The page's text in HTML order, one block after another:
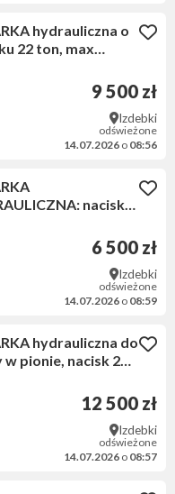
hydrauliczna o
22 ton, max
pompy z silnika
o mocy 2,2
9 500 zł
Izdebki
odświeżone
14.07.2026 o 08:56
nacisk
z silnika 6.5
6 500 zł
Izdebki
odświeżone
14.07.2026 o 08:59
hydrauliczna do
w pionie, nacisk 22t,
12 500 zł
Izdebki
odświeżone
14.07.2026 o 08:57